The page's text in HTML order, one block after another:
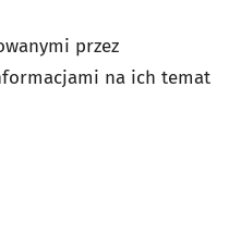
przez
na ich temat